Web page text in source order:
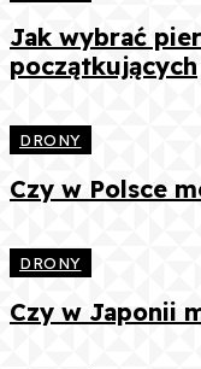
Jak wybrać
początkujących
DRONY
Czy w Polsce
DRONY
Czy w Japonii